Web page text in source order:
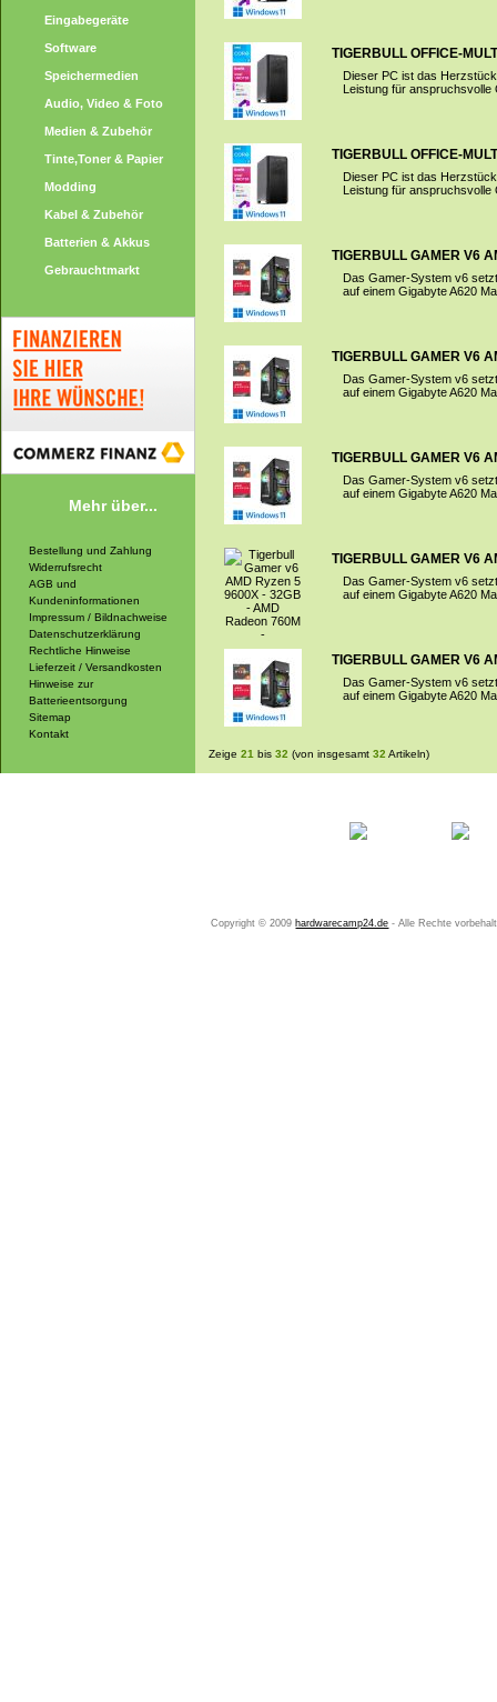
Eingabegeräte
Software
Speichermedien
Audio, Video & Foto
Medien & Zubehör
Tinte,Toner & Papier
Modding
Kabel & Zubehör
Batterien & Akkus
Gebrauchtmarkt
Mehr über...
Bestellung und Zahlung
Widerrufsrecht
AGB und
Kundeninformationen
Impressum / Bildnachweise
Datenschutzerklärung
Rechtliche Hinweise
Lieferzeit / Versandkosten
Hinweise zur
Batterieentsorgung
Sitemap
Kontakt
TIGERBULL OFFICE-
Dieser PC ist das
Leistung für anspruchsvolle
TIGERBULL OFFICE-
Dieser PC ist das
Leistung für anspruchsvolle
TIGERBULL GAMER V6
Das Gamer-System v6
auf einem Gigabyte A620
TIGERBULL GAMER V6
Das Gamer-System v6
auf einem Gigabyte A620
TIGERBULL GAMER V6
Das Gamer-System v6
auf einem Gigabyte A620
TIGERBULL GAMER V6
Das Gamer-System v6
auf einem Gigabyte A620
TIGERBULL GAMER V6
Das Gamer-System v6
auf einem Gigabyte A620
Zeige 21 bis 32 (von insgesamt 32 Artikeln)
Copyright © 2009 hardwarecamp24.de - Alle Rechte